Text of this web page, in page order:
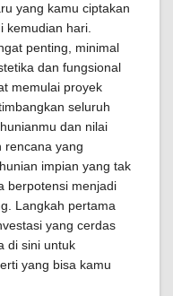
yang kamu ciptakan
kemudian hari.
penting, minimal
dan fungsional
memulai proyek
seluruh
dan nilai
rencana yang
impian yang tak
berpotensi menjadi
Langkah pertama
yang cerdas
di sini untuk
yang bisa kamu